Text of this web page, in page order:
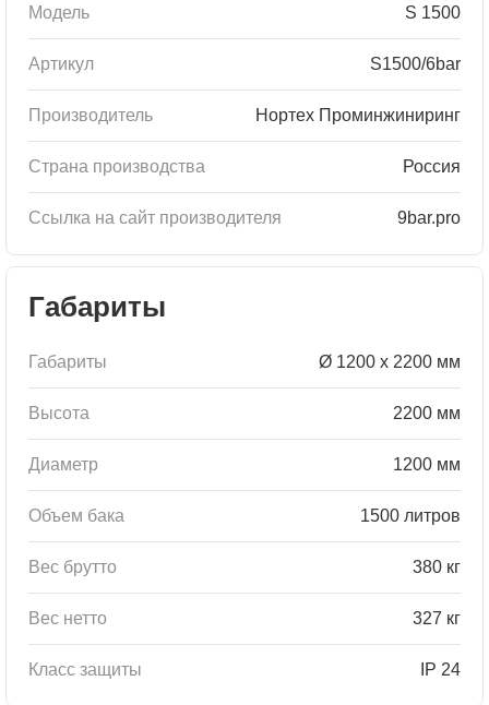
Модель S 1500
Артикул S1500/6bar
Производитель Нортех Проминжиниринг
Страна производства Россия
Ссылка на сайт производителя 9bar.pro
Габариты
Габариты Ø 1200 x 2200 мм
Высота 2200 мм
Диаметр 1200 мм
Объем бака 1500 литров
Вес брутто 380 кг
Вес нетто 327 кг
Класс защиты IP 24